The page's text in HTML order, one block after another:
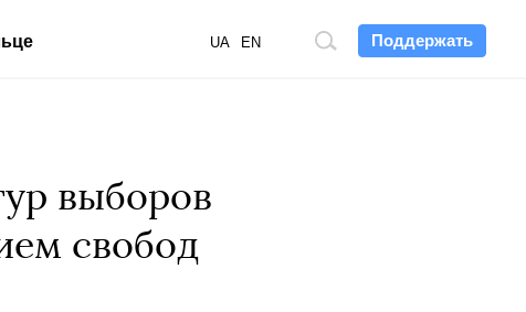
Поддержать
Поиск
UA EN
выборов
свобод